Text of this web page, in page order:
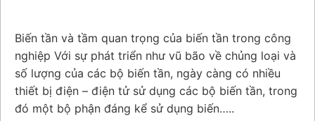
Biến tần và tầm quan trọng của biến tần trong công
nghiệp Với sự phát triển như vũ bão về chủng loại và
số lượng của các bộ biến tần, ngày càng có nhiều
thiết bị điện – điện tử sử dụng các bộ biến tần, trong
đó một bộ phận đáng kể sử dụng biến…..